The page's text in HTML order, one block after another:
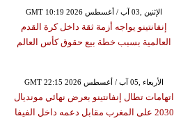
GMT 10:19 2026 الإثنين ,03 آب / أغسطس
إنفانتينو يواجه أزمة ثقة داخل كرة القدم
العالمية بسبب خطة بيع حقوق كأس العالم
GMT 22:15 2026 الأربعاء ,05 آب / أغسطس
اتهامات تطال إنفانتينو بعرض نهائي مونديال
2030 على المغرب مقابل دعمه داخل الفيفا